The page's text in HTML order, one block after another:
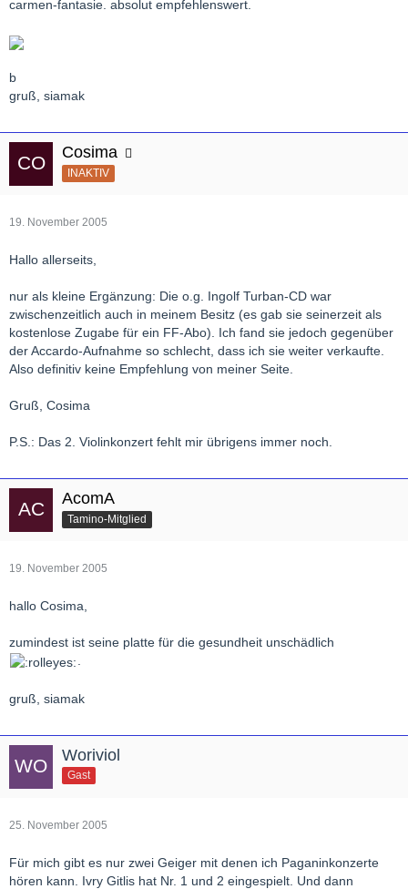
carmen-fantasie. absolut empfehlenswert.
b
gruß, siamak
Cosima
INAKTIV
19. November 2005
Hallo allerseits,
nur als kleine Ergänzung: Die o.g. Ingolf Turban-CD war
zwischenzeitlich auch in meinem Besitz (es gab sie seinerzeit als
kostenlose Zugabe für ein FF-Abo). Ich fand sie jedoch gegenüber
der Accardo-Aufnahme so schlecht, dass ich sie weiter verkaufte.
Also definitiv keine Empfehlung von meiner Seite.
Gruß, Cosima
P.S.: Das 2. Violinkonzert fehlt mir übrigens immer noch.
AcomA
Tamino-Mitglied
19. November 2005
hallo Cosima,
zumindest ist seine platte für die gesundheit unschädlich
.
gruß, siamak
Woriviol
Gast
25. November 2005
Für mich gibt es nur zwei Geiger mit denen ich Paganinkonzerte
hören kann. Ivry Gitlis hat Nr. 1 und 2 eingespielt. Und dann